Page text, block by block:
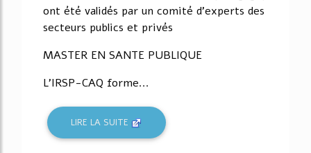
ont été validés par un comité d'experts des
secteurs publics et privés
MASTER EN SANTE PUBLIQUE
L'IRSP-CAQ forme...
LIRE LA SUITE